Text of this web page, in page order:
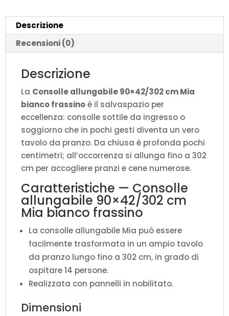
Descrizione
Recensioni (0)
Descrizione
La Consolle allungabile 90×42/302 cm Mia
bianco frassinoè il salvaspazio per
eccellenza: consolle sottile da ingresso o
soggiorno che in pochi gesti diventa un vero
tavolo da pranzo. Da chiusa è profonda pochi
centimetri; all’occorrenza si allunga fino a 302
cm per accogliere pranzi e cene numerose.
Caratteristiche — Consolle
allungabile 90×42/302 cm
Mia bianco frassino
La consolle allungabile Mia può essere
facilmente trasformata in un ampio tavolo
da pranzo lungo fino a 302 cm, in grado di
ospitare 14 persone.
Realizzata con pannelli in nobilitato.
Dimensioni